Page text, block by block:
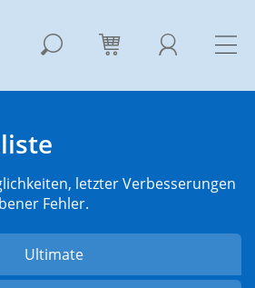
letzter Verbesserungen
Fehler.
Ultimate